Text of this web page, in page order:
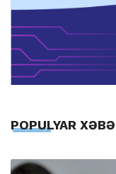
POPULYAR